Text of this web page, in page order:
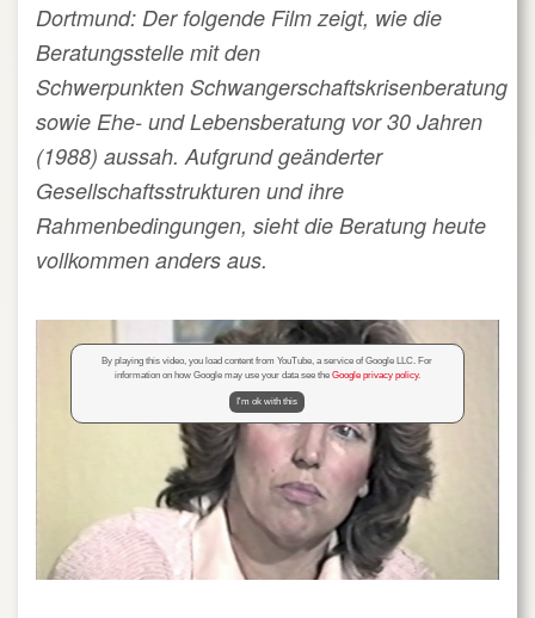
Dortmund: Der folgende Film zeigt, wie die
Beratungsstelle mit den
Schwerpunkten Schwangerschaftskrisenberatung
sowie Ehe- und Lebensberatung vor 30 Jahren
(1988) aussah. Aufgrund geänderter
Gesellschaftsstrukturen und ihre
Rahmenbedingungen, sieht die Beratung heute
vollkommen anders aus.
By playing this video, you load content from YouTube, a service of Google LLC. For
information on how Google may use your data see the Google privacy policy.
I'm ok with this